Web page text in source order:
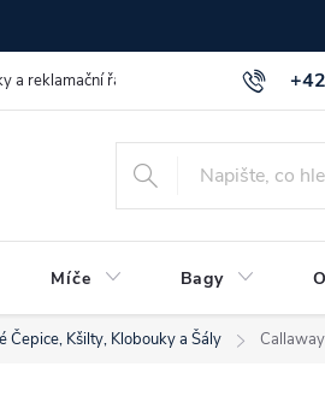
a reklamační řád GDPR info a směrnice
Míče Bagy
Čepice, Kšilty, Klobouky a Šály